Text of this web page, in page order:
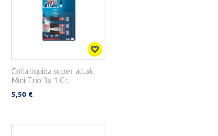
Colla liquida super attak
Mini Trio 3x 1 Gr.
5,50 €